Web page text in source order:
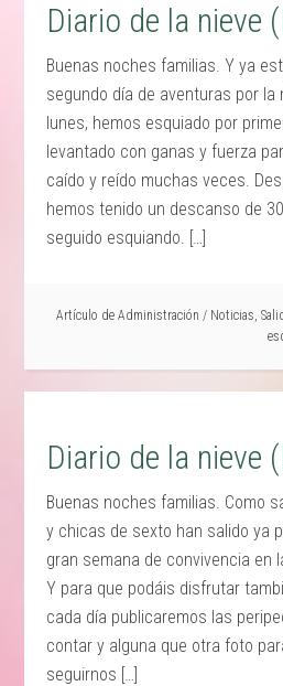
Diario de la nieve
Buenas noches familias. Y ya
segundo día de aventuras por la
lunes, hemos esquiado por
levantado con ganas y fuerza
caído y reído muchas veces.
hemos tenido un descanso de
seguido esquiando. […]
Artículo de Administración / Noticias,
Diario de la nieve
Buenas noches familias. Como
y chicas de sexto han salido ya
gran semana de convivencia en
Y para que podáis disfrutar
cada día publicaremos las
contar y alguna que otra foto
seguirnos […]